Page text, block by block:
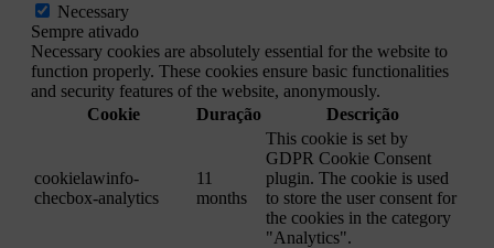
Necessary
Sempre ativado
Necessary cookies are absolutely essential for the website to
function properly. These cookies ensure basic functionalities
and security features of the website, anonymously.
Cookie
Duração Descrição
cookielawinfo-
checbox-analytics
11
months
This cookie is set by
GDPR Cookie Consent
plugin. The cookie is used
to store the user consent for
the cookies in the category
"Analytics".